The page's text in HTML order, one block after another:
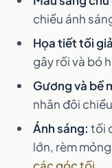
chiếu ánh
Họa tiết tối
gây rối và bó
Gương và bề
nhân đôi
Ánh sáng: tối
lớn, rèm
các góc tối.